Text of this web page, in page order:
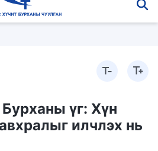
үг: Хүн
илчлэх нь